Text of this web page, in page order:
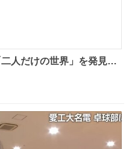
人だけの世界」を発見し